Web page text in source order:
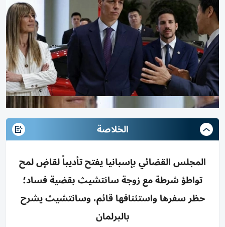
الخلاصة
المجلس القضائي بإسبانيا يفتح تأديباً لقاضٍ لمح
تواطؤ شرطة مع زوجة سانتشيث بقضية فساد؛
حظر سفرها واستئنافها قائم، وسانتشيث يشرح
بالبرلمان